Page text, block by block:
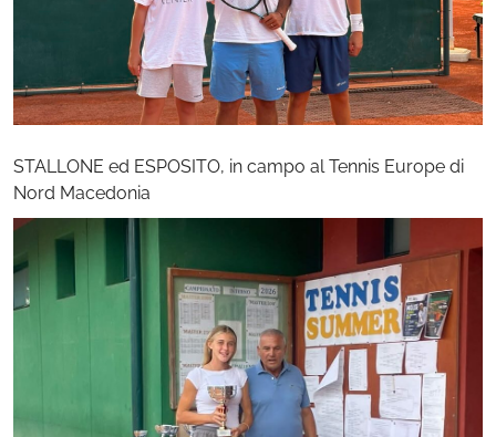
STALLONE ed ESPOSITO, in campo al Tennis Europe di
Nord Macedonia